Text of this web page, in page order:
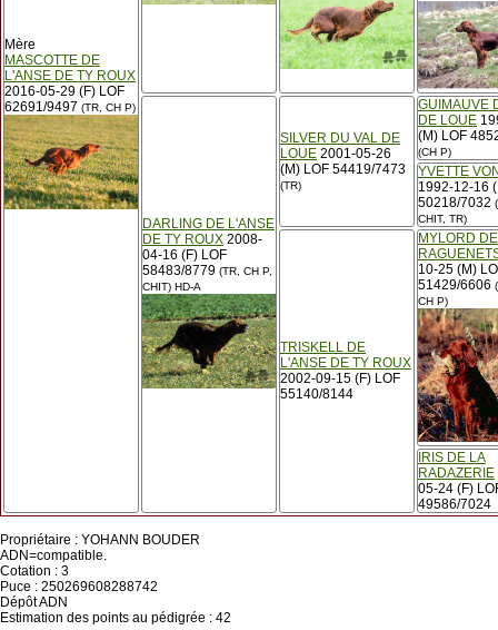
Mère
MASCOTTE DE
L'ANSE DE TY ROUX
2016-05-29 (F) LOF
62691/9497 (TR, CH P)
DARLING DE L'ANSE
DE TY ROUX 2008-
04-16 (F) LOF
58483/8779 (TR, CH P,
CHIT) HD-A
SILVER DU VAL DE
LOUE 2001-05-26
(M) LOF 54419/7473
(TR)
GUIMAUVE
DE LOUE
(M) LOF
(CH P)
YVETTE
1992-12-16
50218/7032
CHIT, TR)
TRISKELL DE
L'ANSE DE TY ROUX
2002-09-15 (F) LOF
55140/8144
MYLORD
10-25 (M)
51429/6606
CH P)
IRIS DE LA
RADAZERIE
05-24 (F)
49586/7024
Propriétaire : YOHANN BOUDER
ADN=compatible.
Cotation : 3
Puce : 250269608288742
Dépôt ADN
Estimation des points au pédigrée : 42